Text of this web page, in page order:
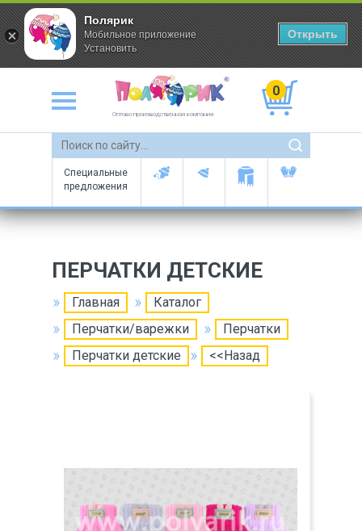
Оптово-производственная компания
0
Специальные
предложения
ПЕРЧАТКИ ДЕТСКИЕ
Главная
Каталог
Перчатки/варежки
Перчатки
Перчатки детские
<<Назад
Полярик
Мобильное приложение
Установить
Открыть